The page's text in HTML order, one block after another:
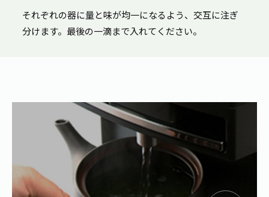
それぞれの器に量と味が均一になるよう、交互に注ぎ
分けます。最後の一滴まで入れてください。